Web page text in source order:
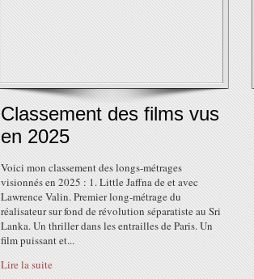
Classement des films vus
en 2025
Voici mon classement des longs-métrages
visionnés en 2025 : 1. Little Jaffna de et avec
Lawrence Valin. Premier long-métrage du
réalisateur sur fond de révolution séparatiste au Sri
Lanka. Un thriller dans les entrailles de Paris. Un
film puissant et...
Lire la suite